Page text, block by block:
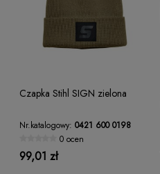
Czapka Stihl SIGN zielona
Nr.katalogowy: 0421 600 0198
0 ocen
99,01 zł